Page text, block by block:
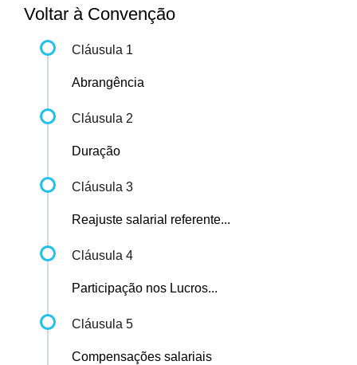
Voltar à Convenção
Cláusula 1
Abrangência
Cláusula 2
Duração
Cláusula 3
Reajuste salarial referente...
Cláusula 4
Participação nos Lucros...
Cláusula 5
Compensações salariais